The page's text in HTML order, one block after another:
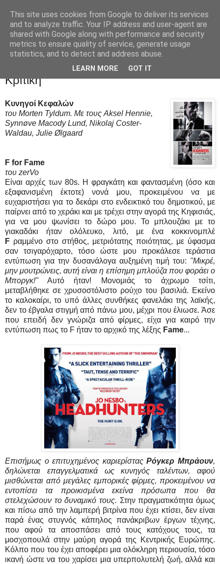
Movies Ltd
12/7/12
Hodejegerne (Headhunters) - Review /
Κριτική
Κυνηγοί Κεφαλών
του Morten Tyldum. Με τους Aksel Hennie,
Synnøve Macody Lund, Nikolaj Coster-
Waldau, Julie Ølgaard
F for Fame
του zerVo
Είναι αρχές των 80s. Η φραγκάτη και φαντασμένη (όσο και
εξαφανισμένη έκτοτε) νονά μου, προκειμένου να με
ευχαριστήσει για το δεκάρι στο ενδεικτικό του δημοτικού, με
παίρνει από το χεράκι και με τρέχει στην αγορά της Κηφισιάς,
για να μου ψωνίσει το δώρο μου. Το μπλουζάκι με το
γιακαδάκι ήταν ολόλευκο, λιτό, με ένα κοκκινομπλέ
F ραμμένο στο στήθος, μετριότατης ποιότητας, με ύφασμα
σαν τσιγαρόχαρτο, τόσο ώστε μου προκάλεσε τεράστια
εντύπωση για την δυσανάλογα αυξημένη τιμή του: "Μικρέ,
μην μουτρώνεις, αυτή είναι η επίσημη μπλούζα που φοράει ο
Μποργκ!"Αυτό ήταν! Μονομιάς το άχρωμο τσίτι,
μεταβλήθηκε σε χρυσοστόλιστο ρούχο του βασιλιά. Εκείνο
το καλοκαίρι, το υπό άλλες συνθήκες φανελάκι της λαϊκής,
δεν το έβγαλα στιγμή από πάνω μου, μέχρι που έλιωσε. Άσε
που επειδή δεν γνώριζα από φίρμες, είχα για καιρό την
εντύπωση πως το F ήταν το αρχικό της λέξης Fame...
Επισήμως ο επιτυχημένος καριερίσταςΡόγκερ Μπράουν,
δηλώνεται επαγγελματικά ως κυνηγός ταλέντων, αφού
μισθώνεται από μεγάλες εμπορικές φίρμες, προκειμένου να
εντοπίσει τα προικισμένα εκείνα πρόσωπα που θα
στελεχώσουν το δυναμικό τους. Στην πραγματικότητα όμως
και πίσω από την λαμπερή βιτρίνα που έχει κτίσει, δεν είναι
παρά ένας στυγνός κάπηλος πανάκριβων έργων τέχνης,
που αφού τα αποσπάσει από τους κατόχους τους, τα
μοσχοπουλά στην μαύρη αγορά της Κεντρικής Ευρώπης.
Κόλπο που του έχει αποφέρει μια ολόκληρη περιουσία, τόσο
ικανή ώστε να του χαρίσει μια υπερπολυτελή ζωή, αλλά και
This site uses cookies from Google to deliver its services
and to analyze traffic. Your IP address and user-agent are
shared with Google along with performance and security
metrics to ensure quality of service, generate usage
statistics, and to detect and address abuse.
LEARN MORE GOT IT